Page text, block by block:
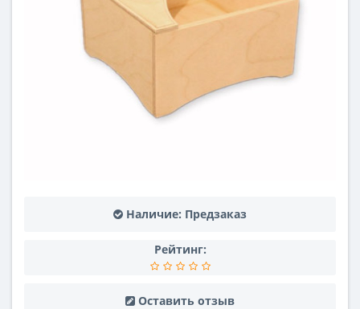
Наличие: Предзаказ
Рейтинг:
Оставить отзыв